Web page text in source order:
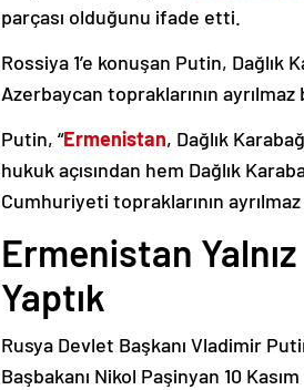
parçası olduğunu ifade etti.
Rossiya 1’e konuşan Putin,
Azerbaycan topraklarının
Putin, “Ermenistan, Dağlık
hukuk açısından hem Dağlık
Cumhuriyeti topraklarının
Ermenistan
Yaptık
Rusya Devlet Başkanı Vladimir
Başbakanı Nikol Paşinyan 10